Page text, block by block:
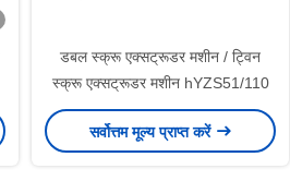
डबल स्क्रू एक्सट्रूडर मशीन / ट्विन
स्क्रू एक्सट्रूडर मशीन hYZS51/110
सर्वोत्तम मूल्य प्राप्त करें